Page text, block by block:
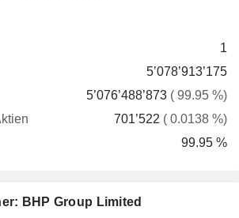
1
5’078’913’175
5’076’488’873 ( 99.95 %)
701’522 ( 0.0138 %)
99.95 %
BHP Group Limited